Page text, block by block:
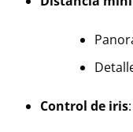
Control de iris